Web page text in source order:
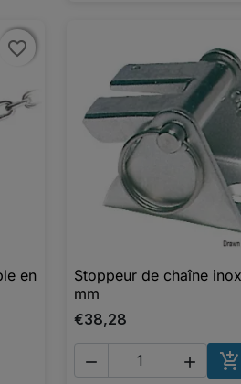
favorite_border
favorite_border
en
 Aperçu rapide
Stoppeur de chaîne
mm
€38,28
  